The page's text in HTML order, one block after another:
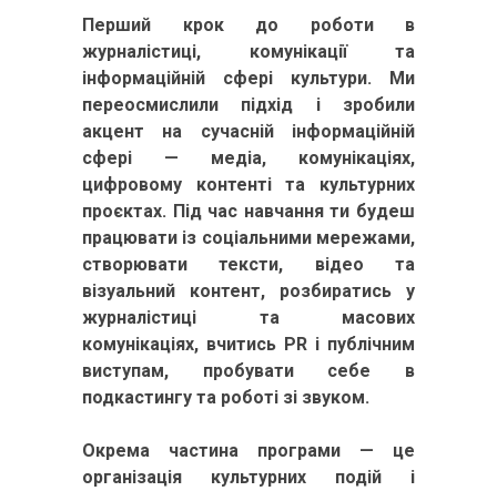
Перший крок до роботи в
журналістиці, комунікації та
інформаційній сфері культури. Ми
переосмислили підхід і зробили
акцент на сучасній інформаційній
сфері — медіа, комунікаціях,
цифровому контенті та культурних
проєктах. Під час навчання ти будеш
працювати із соціальними мережами,
створювати тексти, відео та
візуальний контент, розбиратись у
журналістиці та масових
комунікаціях, вчитись PR і публічним
виступам, пробувати себе в
подкастингу та роботі зі звуком.
Окрема частина програми — це
організація культурних подій і